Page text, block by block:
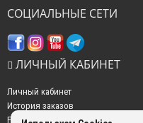
СОЦИАЛЬНЫЕ СЕТИ
ЛИЧНЫЙ КАБИНЕТ
Личный кабинет
История заказов
Рассылка новостей